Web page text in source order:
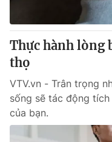
Thực hành lòng
thọ
VTV.vn - Trân trọng
sống sẽ tác động
của bạn.